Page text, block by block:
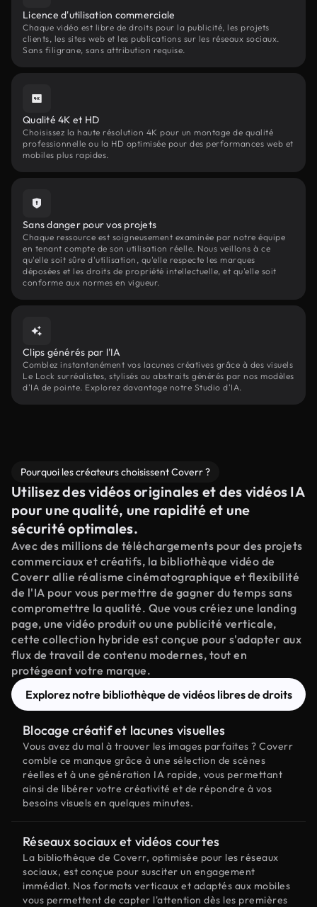
Licence d'utilisation commerciale
Chaque vidéo est libre de droits pour la publicité, les projets
clients, les sites web et les publications sur les réseaux sociaux.
Sans filigrane, sans attribution requise.
Qualité 4K et HD
Choisissez la haute résolution 4K pour un montage de qualité
professionnelle ou la HD optimisée pour des performances web et
mobiles plus rapides.
Sans danger pour vos projets
Chaque ressource est soigneusement examinée par notre équipe
en tenant compte de son utilisation réelle. Nous veillons à ce
qu'elle soit sûre d'utilisation, qu'elle respecte les marques
déposées et les droits de propriété intellectuelle, et qu'elle soit
conforme aux normes en vigueur.
Clips générés par l'IA
Comblez instantanément vos lacunes créatives grâce à des visuels
Le Lock surréalistes, stylisés ou abstraits générés par nos modèles
d'IA de pointe. Explorez davantage notre Studio d'IA.
Pourquoi les créateurs choisissent Coverr ?
Utilisez des vidéos originales et des vidéos IA
pour une qualité, une rapidité et une
sécurité optimales.
Avec des millions de téléchargements pour des projets
commerciaux et créatifs, la bibliothèque vidéo de
Coverr allie réalisme cinématographique et flexibilité
de l'IA pour vous permettre de gagner du temps sans
compromettre la qualité. Que vous créiez une landing
page, une vidéo produit ou une publicité verticale,
cette collection hybride est conçue pour s'adapter aux
flux de travail de contenu modernes, tout en
protégeant votre marque.
Explorez notre bibliothèque de vidéos libres de droits
Blocage créatif et lacunes visuelles
Vous avez du mal à trouver les images parfaites ? Coverr
comble ce manque grâce à une sélection de scènes
réelles et à une génération IA rapide, vous permettant
ainsi de libérer votre créativité et de répondre à vos
besoins visuels en quelques minutes.
Réseaux sociaux et vidéos courtes
La bibliothèque de Coverr, optimisée pour les réseaux
sociaux, est conçue pour susciter un engagement
immédiat. Nos formats verticaux et adaptés aux mobiles
vous permettent de capter l'attention dès les premières